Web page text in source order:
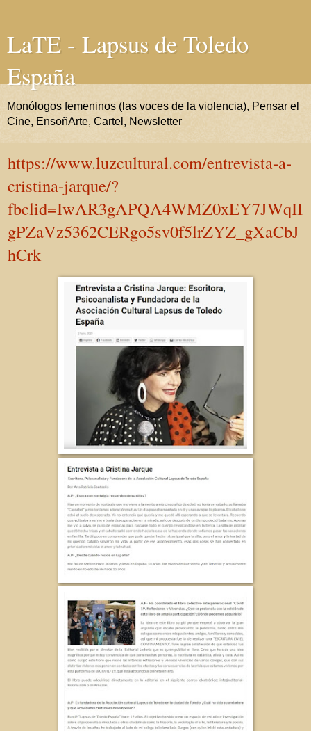
LaTE - Lapsus de Toledo
España
Monólogos femeninos (las voces de la violencia), Pensar el
Cine, EnsoñArte, Cartel, Newsletter
https://www.luzcultural.com/entrevista-a-
cristina-jarque/?
fbclid=IwAR3gAPQA4WMZ0xEY7JWqII
gPZaVz5362CERgo5sv0f5lrZYZ_gXaCbJ
hCrk